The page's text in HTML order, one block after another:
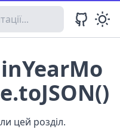
цей розділ.